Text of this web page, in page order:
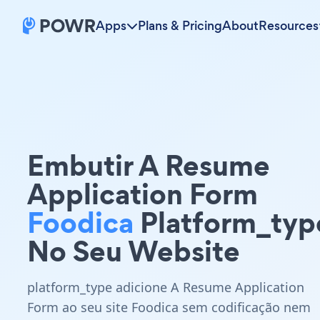
Apps Plans & PricingAboutResources
Embutir A Resume
Application Form
Foodica
No Seu Website
platform_type adicione A Resume Application
Form ao seu site Foodica sem codificação nem